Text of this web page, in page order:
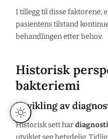
I tillegg til disse faktorene,
pasientens tilstand
behandlingen etter behov.
Historisk
bakteriemi
Utvikling av
Historisk sett har
utviklet seg betydelig.